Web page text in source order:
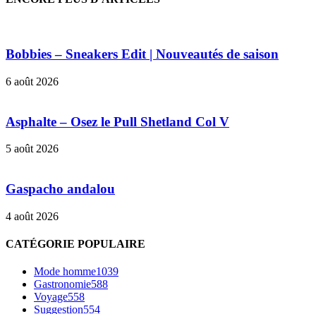
Bobbies – Sneakers Edit | Nouveautés de saison
6 août 2026
Asphalte – Osez le Pull Shetland Col V
5 août 2026
Gaspacho andalou
4 août 2026
CATÉGORIE POPULAIRE
Mode homme1039
Gastronomie588
Voyage558
Suggestion554